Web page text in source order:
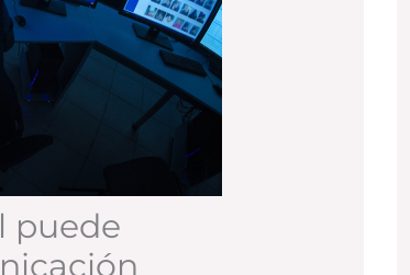
puede